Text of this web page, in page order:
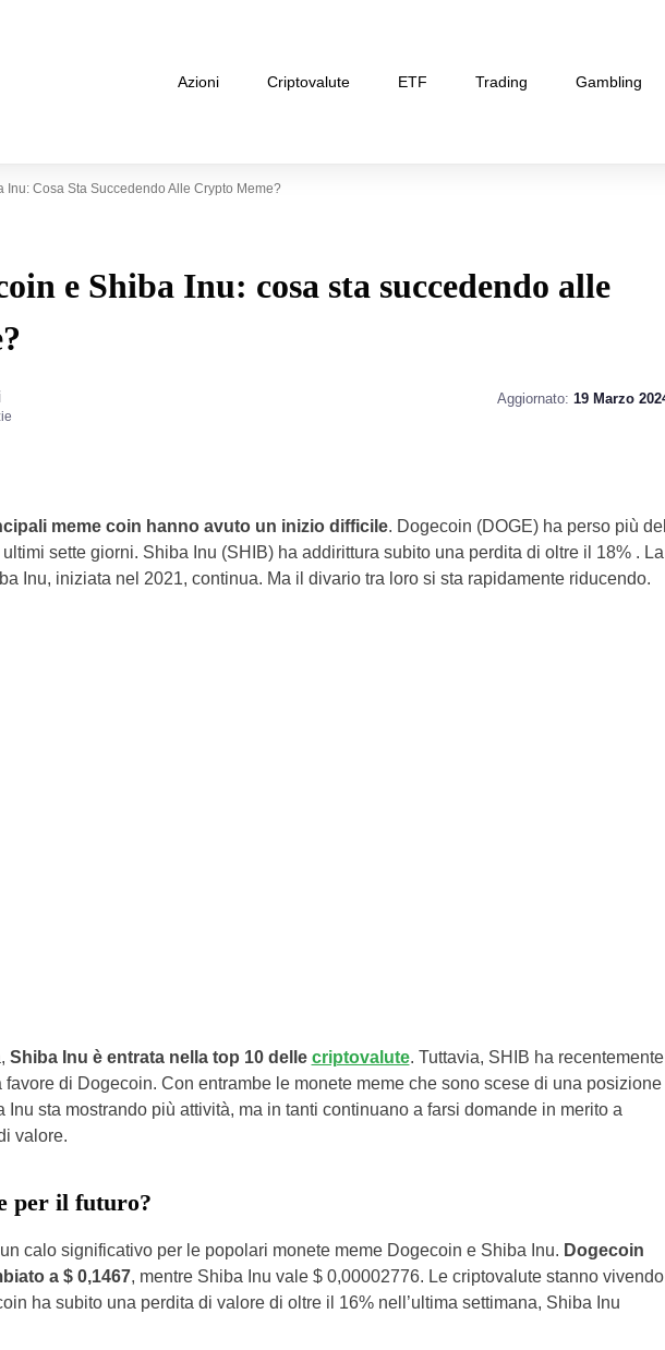
Azioni Criptovalute ETF Trading Gambling
Inu: Cosa Sta Succedendo Alle Crypto Meme?
e Shiba Inu: cosa sta succedendo alle
Aggiornato: 19 Marzo
meme coin hanno avuto un inizio difficile. Dogecoin (DOGE) ha perso più
sette giorni. Shiba Inu (SHIB) ha addirittura subito una perdita di oltre il 18% . La
Inu, iniziata nel 2021, continua. Ma il divario tra loro si sta rapidamente riducendo.
Shiba Inu è entrata nella top 10 delle criptovalute. Tuttavia, SHIB ha recentemente
di Dogecoin. Con entrambe le monete meme che sono scese di una posizione
Inu sta mostrando più attività, ma in tanti continuano a farsi domande in merito a
valore.
per il futuro?
calo significativo per le popolari monete meme Dogecoin e Shiba Inu. Dogecoin
a $ 0,1467, mentre Shiba Inu vale $ 0,00002776. Le criptovalute stanno vivendo
ha subito una perdita di valore di oltre il 16% nell’ultima settimana, Shiba Inu